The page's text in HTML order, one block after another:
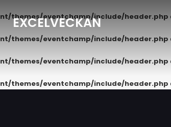
themes/eventchamp/include/header.php
themes/eventchamp/include/header.php
EXCELVECKAN
themes/eventchamp/include/header.php
themes/eventchamp/include/header.php